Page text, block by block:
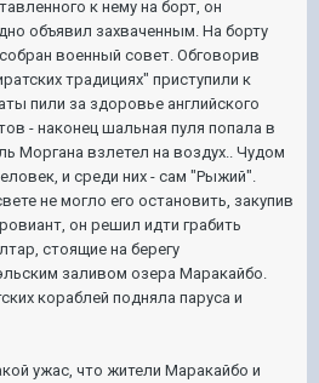
к нему на борт, он
объявил захваченным. На борту
военный совет. Обговорив
традициях" приступили к
пили за здоровье английского
- наконец шальная пуля попала в
Моргана взлетел на воздух.. Чудом
и среди них - сам "Рыжий".
не могло его остановить, закупив
он решил идти грабить
стоящие на берегу
заливом озера Маракайбо.
кораблей подняла паруса и
ужас, что жители Маракайбо и